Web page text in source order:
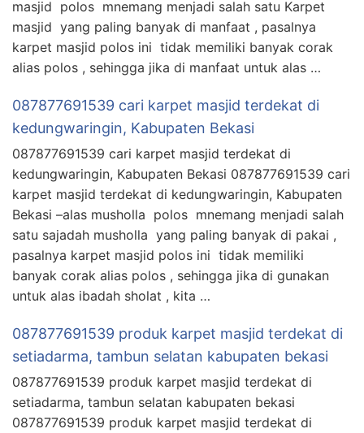
masjid polos mnemang menjadi salah satu Karpet
masjid yang paling banyak di manfaat , pasalnya
karpet masjid polos ini tidak memiliki banyak corak
alias polos , sehingga jika di manfaat untuk alas …
087877691539 cari karpet masjid terdekat di
kedungwaringin, Kabupaten Bekasi
087877691539 cari karpet masjid terdekat di
kedungwaringin, Kabupaten Bekasi 087877691539 cari
karpet masjid terdekat di kedungwaringin, Kabupaten
Bekasi –alas musholla polos mnemang menjadi salah
satu sajadah musholla yang paling banyak di pakai ,
pasalnya karpet masjid polos ini tidak memiliki
banyak corak alias polos , sehingga jika di gunakan
untuk alas ibadah sholat , kita …
087877691539 produk karpet masjid terdekat di
setiadarma, tambun selatan kabupaten bekasi
087877691539 produk karpet masjid terdekat di
setiadarma, tambun selatan kabupaten bekasi
087877691539 produk karpet masjid terdekat di